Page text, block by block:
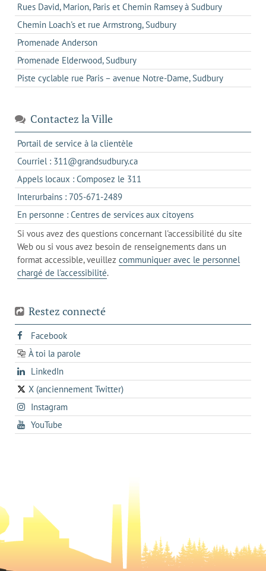
Rues David, Marion, Paris et Chemin Ramsey à Sudbury
Chemin Loach's et rue Armstrong, Sudbury
Promenade Anderson
Promenade Elderwood, Sudbury
Piste cyclable rue Paris – avenue Notre-Dame, Sudbury
Contactez la Ville
Portail de service à la clientèle
dans
un
nouvel
Courriel : 311@grandsudbury.cas'ouvre
dans
votre
de
messagerie
Appels locaux : Composez le 311
dans
un
client
de
votre
téléphone
Interurbains : 705-671-2489s'ouvre
dans
un
client
de
votre
En personne : Centres de services aux citoyenss'ouvre
dans
l'onglet
actuel
Si vous avez des questions concernant l'accessibilité du site
Web ou si vous avez besoin de renseignements dans un
format accessible, veuillez communiquer avec le personnel
chargé de l'accessibilité.
Restez connecté
Facebooks'ouvre
dans
un
onglet
À toi la parole
opens
in
a
new
tab
LinkedInopens
in
a
new
X (anciennement Twitter)
s'ouvre
dans
un
nouvel
Instagrams'ouvre
dans
un
YouTube
dans